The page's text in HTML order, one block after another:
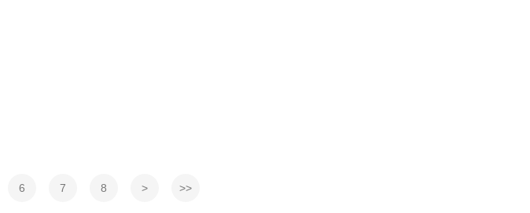
6 7 8 > >>